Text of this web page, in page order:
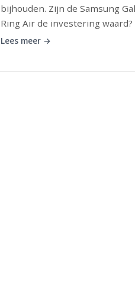
bijhouden. Zijn de Samsung
Ring Air de investering waard?
Lees meer →